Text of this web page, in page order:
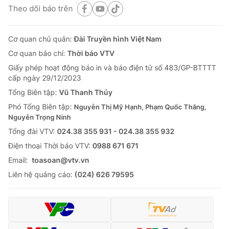
Theo dõi báo trên
Cơ quan chủ quản:Đài Truyền hình Việt Nam
Cơ quan báo chí: Thời báo VTV
Giấy phép hoạt động báo in và báo điện tử số 483/GP-BTTTT
cấp ngày 29/12/2023
Tổng Biên tập: Vũ Thanh Thủy
Phó Tổng Biên tập: Nguyễn Thị Mỹ Hạnh, Phạm Quốc Thắng,
Nguyễn Trọng Ninh
Tổng đài VTV: 024.38 355 931 - 024.38 355 932
Ðiện thoại Thời báo VTV: 0988 671 671
Email: toasoan@vtv.vn
Liên hệ quảng cáo: (024) 626 79595